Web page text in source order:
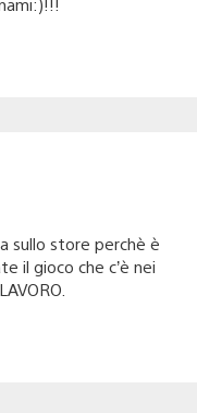
sullo store perchè è
il gioco che c’è nei